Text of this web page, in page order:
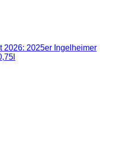
2026: 2025er Ingelheimer